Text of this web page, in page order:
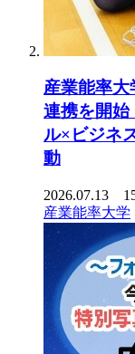
産業能率
連携を開始
ル×ビジネ
動
2026.07.13
産業能率大学